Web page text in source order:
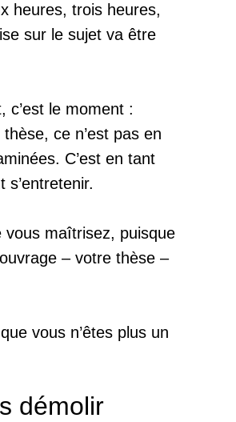
heures, trois heures,
sur le sujet va être
c’est le moment :
ce n’est pas en
C’est en tant
s’entretenir.
vous maîtrisez, puisque
– votre thèse –
vous n’êtes plus un
démolir